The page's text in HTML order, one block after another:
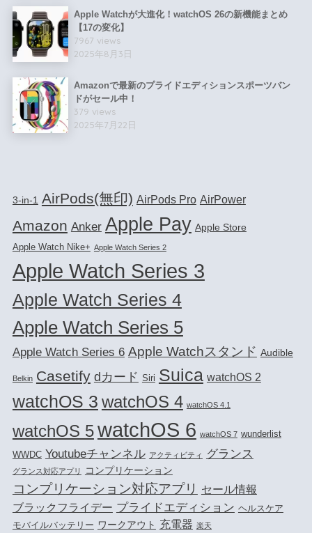
Apple Watchが大進化！watchOS 26の新機能まとめ
【17の変化】
7967 views
2025年8月3日
Amazonで最新のプライドエディションスポーツバン
ドがセール中！
379 views
2025年7月22日
3-in-1 AirPods(無印) AirPods Pro AirPower
Amazon Anker Apple Pay Apple Store
Apple Watch Nike+ Apple Watch Series 2
Apple Watch Series 3
Apple Watch Series 4
Apple Watch Series 5
Apple Watch Series 6 Apple Watchスタンド Audible
Belkin Casetify dカード Siri Suica watchOS 2
watchOS 3 watchOS 4 watchOS 4.1
watchOS 5watchOS 6 watchOS 7 wunderlist
WWDC Youtubeチャンネル アクティビティ グランス
グランス対応アプリ コンプリケーション
コンプリケーション対応アプリ
セール情報
ブラックフライデー プライドエディション ヘルスケア
モバイルバッテリー ワークアウト 充電器 楽天